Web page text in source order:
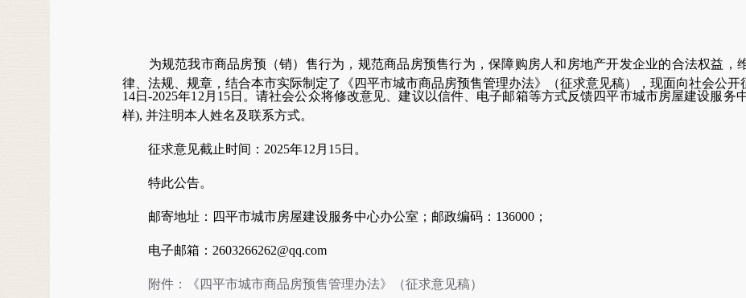
为规范我市商品房预（销）售行为，规范商品房预售行为，保障购房人和房地产开发企业的合法权益，
律、法规、规章，结合本市实际制定了《 四平市城市商品房预售管理办法》（征求意见稿），现面向社会公
14日-2025年1 2 月 1 5日。请社会公众将修改意见、建议以信件、电子邮箱等方式反馈四平市城市房屋建设服务
样), 并注明本人姓名及联系方式。
征求意见截止时间： 2025年1 2 月 15日。
特此公告。
邮寄地址：四平市城市房屋建设服务中心办公室；邮政编码： 136000；
电子邮箱：2603266262@qq.com
附件：《 四平市城市商品房预售管理办法》（征求意见稿）